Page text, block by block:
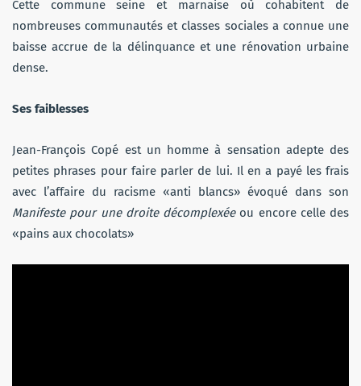
Cette commune seine et marnaise où cohabitent de
nombreuses communautés et classes sociales a connue une
baisse accrue de la délinquance et une rénovation urbaine
dense.
Ses faiblesses
Jean-François Copé est un homme à sensation adepte des
petites phrases pour faire parler de lui. Il en a payé les frais
avec l’affaire du racisme «anti blancs» évoqué dans son
Manifeste pour une droite décomplexéeou encore celle des
«pains aux chocolats»